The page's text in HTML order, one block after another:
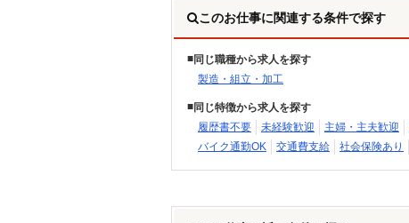
このお仕事に関連する条件で探す
同じ職種から求人を探す
製造・組立・加工
同じ特徴から求人を探す
履歴書不要
未経験歓迎 主婦・主夫歓迎
バイク通勤OK
交通費支給 社会保険あり